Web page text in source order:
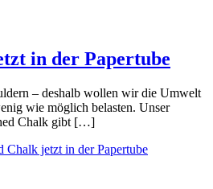
in der Papertube
– deshalb wollen wir die Umwelt
wie möglich belasten. Unser
Chalk gibt […]
Chalk jetzt in der Papertube